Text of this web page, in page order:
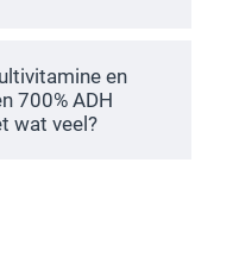
en
700% ADH
wat veel?